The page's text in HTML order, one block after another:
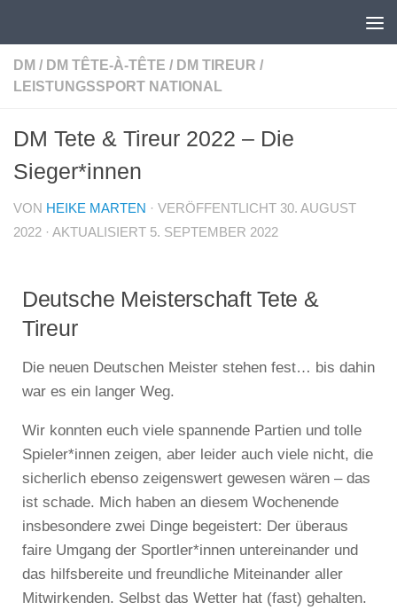
DM / DM TÊTE-À-TÊTE / DM TIREUR /
LEISTUNGSSPORT NATIONAL
DM Tete & Tireur 2022 – Die
Sieger*innen
VON HEIKE MARTEN · VERÖFFENTLICHT 30. AUGUST
2022 · AKTUALISIERT 5. SEPTEMBER 2022
Deutsche Meisterschaft Tete &
Tireur
Die neuen Deutschen Meister stehen fest… bis dahin
war es ein langer Weg.
Wir konnten euch viele spannende Partien und tolle
Spieler*innen zeigen, aber leider auch viele nicht, die
sicherlich ebenso zeigenswert gewesen wären – das
ist schade. Mich haben an diesem Wochenende
insbesondere zwei Dinge begeistert: Der überaus
faire Umgang der Sportler*innen untereinander und
das hilfsbereite und freundliche Miteinander aller
Mitwirkenden. Selbst das Wetter hat (fast) gehalten.